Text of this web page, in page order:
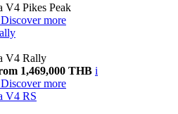
V4 Pikes Peak
Discover more
V4 Rally
1,469,000 THB i
Discover more
V4 RS